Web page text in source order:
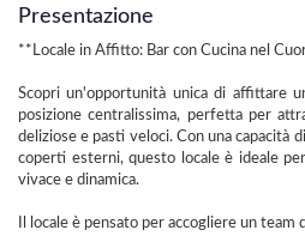
Presentazione
**Locale in Affitto: Bar con Cucina nel
Scopri un'opportunità unica di affittare
posizione centralissima, perfetta per
deliziose e pasti veloci. Con una
coperti esterni, questo locale è ideale
vivace e dinamica.
Il locale è pensato per accogliere un